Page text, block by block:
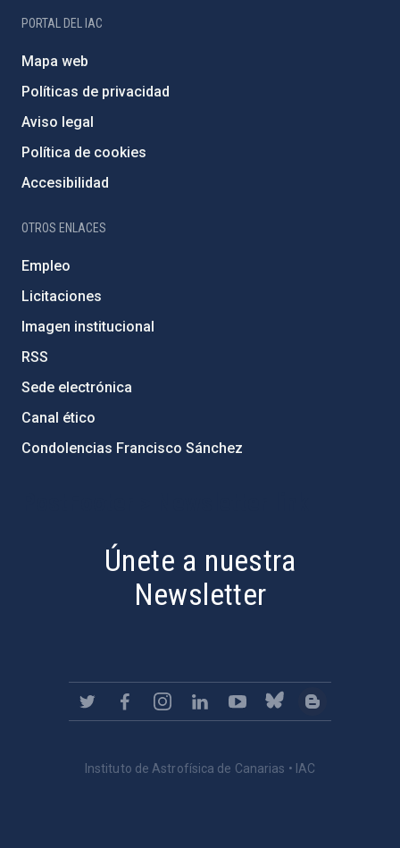
PORTAL DEL IAC
Mapa web
Políticas de privacidad
Aviso legal
Política de cookies
Accesibilidad
OTROS ENLACES
Empleo
Licitaciones
Imagen institucional
RSS
Sede electrónica
Canal ético
Condolencias Francisco Sánchez
Únete a nuestra
Newsletter
Instituto de Astrofísica de Canarias • IAC